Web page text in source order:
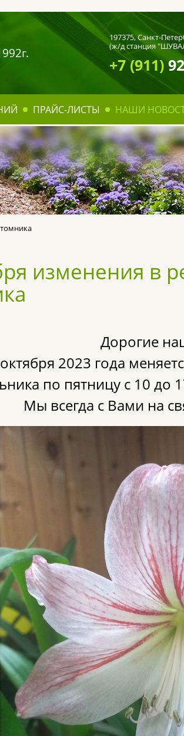
197375,Санкт-
(ж/д станция
+7 (911)
ПРАЙС-ЛИСТЫ НАШИ
изменения в
Дорогие
2023 года
по пятницу с 10 до
Мы всегда с Вами на